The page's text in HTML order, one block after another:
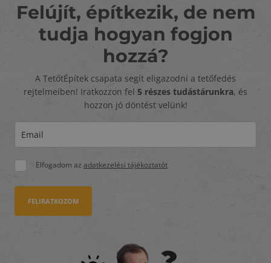
Felújít, építkezik, de nem
tudja hogyan fogjon
hozzá?
A TetőtÉpítek csapata segít eligazodni a tetőfedés
rejtelmeiben! Iratkozzon fel 5 részes tudástárunkra, és
hozzon jó döntést velünk!
Elfogadom az adatkezelési tájékoztatót
FELIRATKOZOM